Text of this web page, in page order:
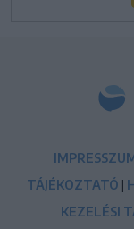
TÁJÉKOZTATÓ |
KEZELÉSI